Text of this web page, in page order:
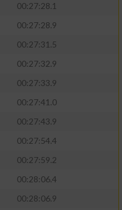
00:27:28.1
00:27:28.9
00:27:31.5
00:27:32.9
00:27:33.9
00:27:41.0
00:27:43.9
00:27:54.4
00:27:59.2
00:28:06.4
00:28:06.9